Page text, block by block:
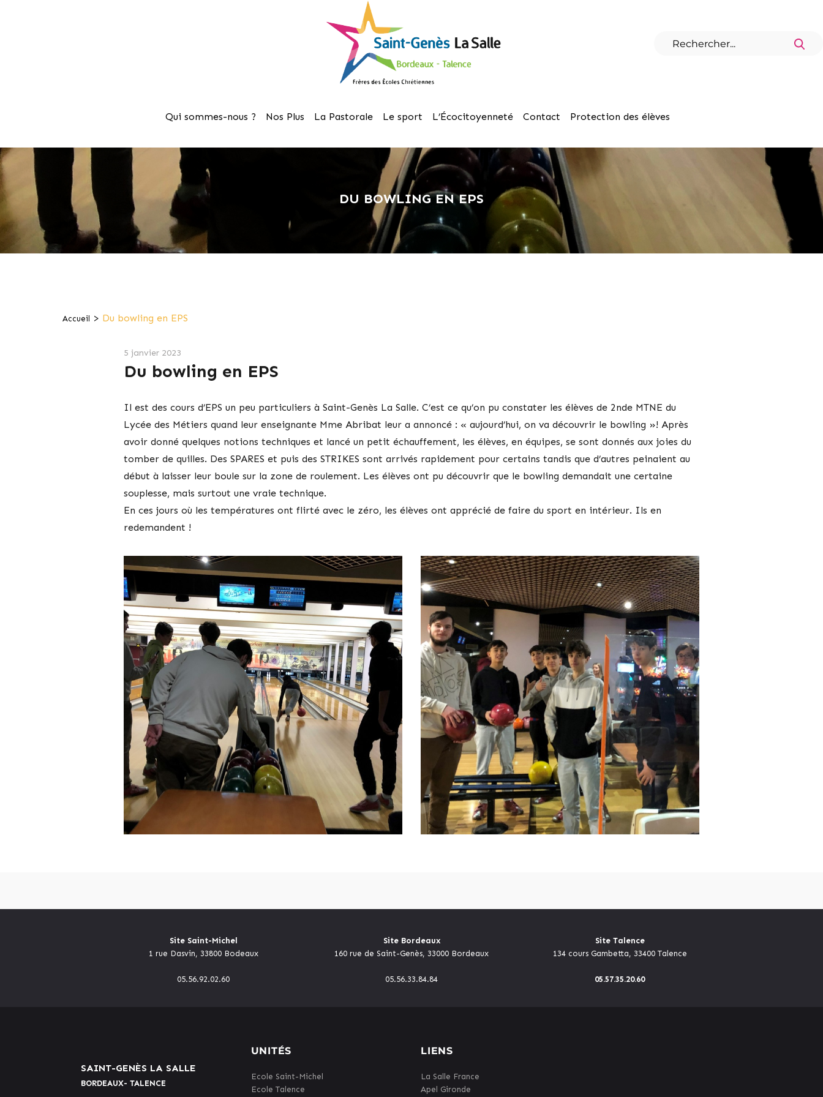
Qui sommes-nous ? Nos Plus La Pastorale Le sport L’Écocitoyenneté Contact Protection des élèves
DU BOWLING EN EPS
Accueil > Du bowling en EPS
5 janvier 2023
Du bowling en EPS
Il est des cours d’EPS un peu particuliers à Saint-Genès La Salle. C’est ce qu’on pu constater les élèves de 2nde MTNE du
Lycée des Métiers quand leur enseignante Mme Abribat leur a annoncé : « aujourd’hui, on va découvrir le bowling »! Après
avoir donné quelques notions techniques et lancé un petit échauffement, les élèves, en équipes, se sont donnés aux joies du
tomber de quilles. Des SPARES et puis des STRIKES sont arrivés rapidement pour certains tandis que d’autres peinaient au
début à laisser leur boule sur la zone de roulement. Les élèves ont pu découvrir que le bowling demandait une certaine
souplesse, mais surtout une vraie technique.
En ces jours où les températures ont flirté avec le zéro, les élèves ont apprécié de faire du sport en intérieur. Ils en
redemandent !
Site Saint-Michel
1 rue Dasvin, 33800 Bodeaux
05.56.92.02.60
Site Bordeaux
160 rue de Saint-Genès, 33000 Bordeaux
05.56.33.84.84
Site Talence
134 cours Gambetta, 33400 Talence
05.57.35.20.60
SAINT-GENÈS LA SALLE
BORDEAUX- TALENCE
UNITÉS
Ecole Saint-Michel
Ecole Talence
LIENS
La Salle France
Apel Gironde